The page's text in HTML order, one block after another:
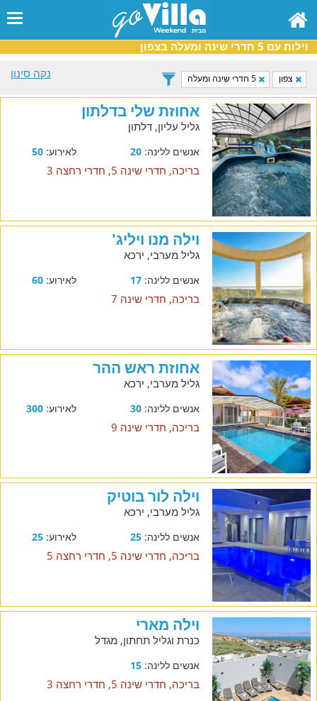
וילות עם 5 חדרי שינה ומעלה בצפון
נקה סינון
צפון 5 חדרי שינה ומעלה
אחוזת שלי בדלתון
גליל עליון, דלתון
אנשים ללינה:20 לאירוע:50
בריכה, חדרי שינה 5, חדרי רחצה 3
וילה מנו ויליג'
גליל מערבי, ירכא
אנשים ללינה:17 לאירוע:60
בריכה, חדרי שינה 7
אחוזת ראש ההר
גליל מערבי, ירכא
אנשים ללינה:30 לאירוע:300
בריכה, חדרי שינה 9
וילה לור בוטיק
גליל מערבי, ירכא
אנשים ללינה:25 לאירוע:25
בריכה, חדרי שינה 5, חדרי רחצה 5
וילה מארי
כנרת וגליל תחתון, מגדל
אנשים ללינה:15
בריכה, חדרי שינה 5, חדרי רחצה 3